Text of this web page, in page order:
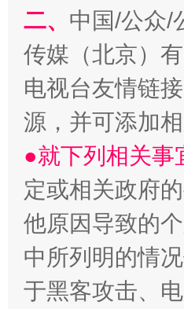
揭开“小金库”的免责幌
受贿1.44亿！段成刚被
二、 中国/公众/
传媒（北京）
电视台友情链
源，并可添加相
●就下列相关
定或相关政府
他原因导致的
中所列明的情
于黑客攻击、